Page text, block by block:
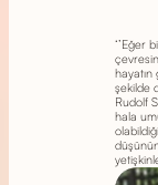
‘’Eğer
şekilde
Rudolf
hala